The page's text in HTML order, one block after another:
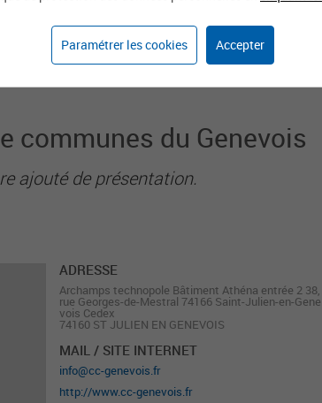
Paramétrer les cookies Accepter
1
Agent sur weka.jobs
communes du Genevois
ajouté de présentation.
ADRESSE
Archamps technopole Bâtiment Athéna entrée 2 38,
rue Georges-de-Mestral 74166 Saint-Julien-en-Gene
vois Cedex
74160 ST JULIEN EN GENEVOIS
MAIL / SITE INTERNET
info@cc-genevois.fr
http://www.cc-genevois.fr